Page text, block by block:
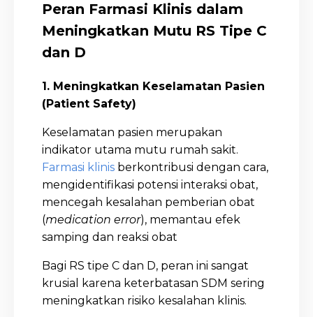
Peran Farmasi Klinis dalam
Meningkatkan Mutu RS Tipe C
dan D
1. Meningkatkan Keselamatan Pasien
(Patient Safety)
Keselamatan pasien merupakan
indikator utama mutu rumah sakit.
Farmasi klinis berkontribusi dengan cara,
mengidentifikasi potensi interaksi obat,
mencegah kesalahan pemberian obat
(medication error), memantau efek
samping dan reaksi obat
Bagi RS tipe C dan D, peran ini sangat
krusial karena keterbatasan SDM sering
meningkatkan risiko kesalahan klinis.